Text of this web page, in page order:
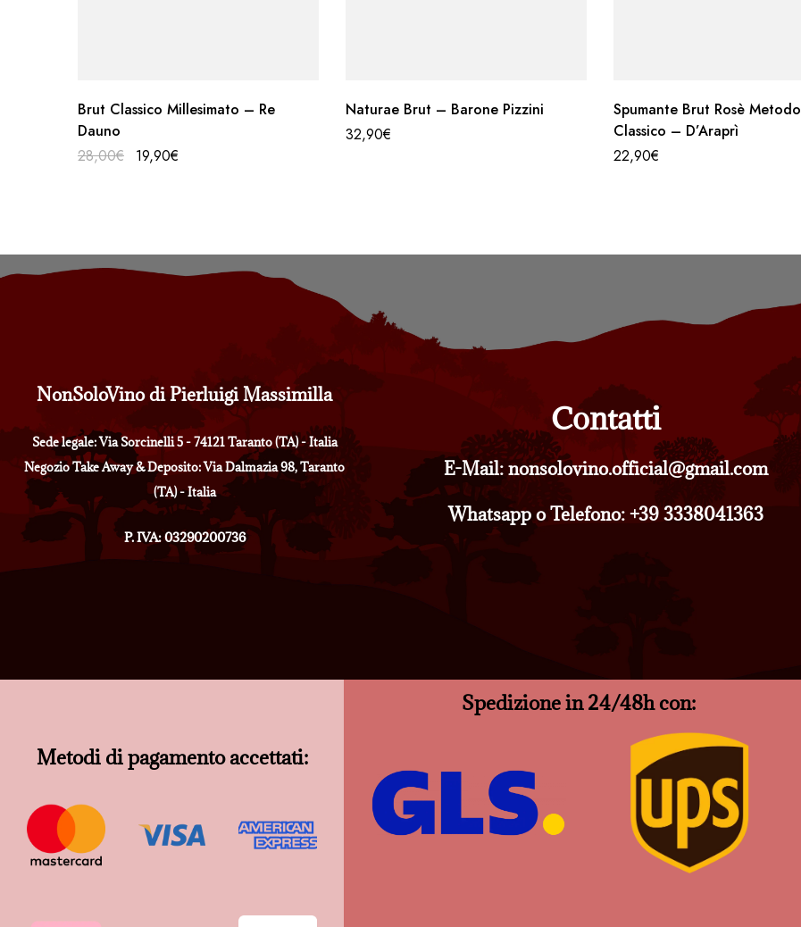
Brut Classico Millesimato – Re
Dauno
28,00€ 19,90€
Naturae Brut – Barone Pizzini
32,90€
Spumante Brut Rosè Metodo
Classico – D’Araprì
22,90€
NonSoloVino di Pierluigi Massimilla
Sede legale: Via Sorcinelli 5 - 74121 Taranto (TA) - Italia
Negozio Take Away & Deposito: Via Dalmazia 98, Taranto
(TA) - Italia
P. IVA: 03290200736
Contatti
E-Mail: nonsolovino.official@gmail.com
Whatsapp o Telefono: +39 3338041363
Metodi di pagamento accettati:
Spedizione in 24/48h con: